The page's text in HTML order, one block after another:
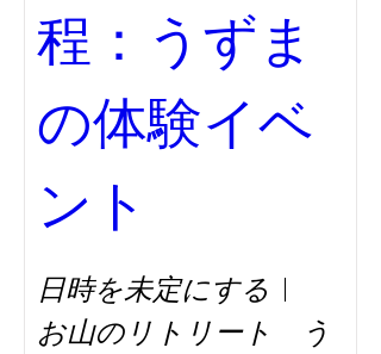
※保有資格：介護福祉士・介護支援専門員・
看護師・助産師・医学気功整体師・鍼灸師
★ご参加に必要なアプリ等について
※参加URLをクリックのみで、PCやタブレ
す。
※初めてZoomを利用される場合、参加URL
す。
※必要なアプリ名は、下記をご参照くださ
い。
程：うずま
の体験イベ
ント
日時を未定にする
お山のリトリート う